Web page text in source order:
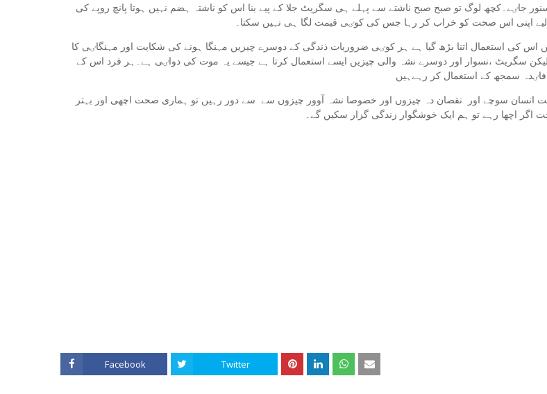
جاٸے۔کچھ لوگ تو صبح صبح ناشتے سے پہلے ہی سگریٹ جلا کے پیے بنا اس کو ناشتہ ہضم نہیں ہوتا پانچ روپے کی
اپنی اس صحت کو خراب کر رہا جس کی کوٸی قیمت لگا ہی نہیں سکتا۔
اس کی استعمال اتنا بڑھ گیا ہے ہر کوٸی ضروریات ذندگی کے دوسرے چیزیں مہنگا ہونے کی شکایت اور مہنگاٸی کا
لیکن سگریٹ ،نسوار اور دوسرے نشہ والی چیزیں ایسے استعمال کرتا ہے جیسے یہ موت کی دواٸی ہے۔ہر فرد اس کے
فاٸدہ سمجھ کے استعمال کر رہےہیں
انسان سوچے اور نقصان دہ چیزوں اور خصوصا نشہ آوور چیزوں سے سے دور رہیں تو ہماری صحت اچھی اور بہتر
اچھا رہے تو ہم ایک خوشگوار زندگی گزار سکیں گے۔
Facebook Twitter